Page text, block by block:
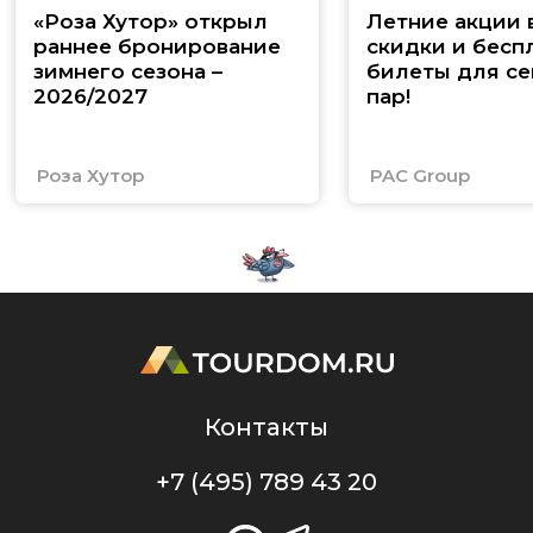
«Роза Хутор» открыл
раннее бронирование
зимнего сезона –
2026/2027
Роза Хутор
Летние акции
скидки и
билеты для
пар!
PAC Group
Контакты
+7 (495) 789 43 20